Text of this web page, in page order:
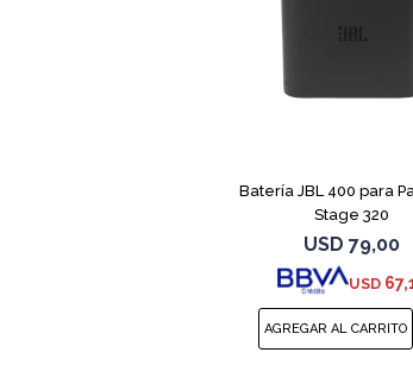
Batería JBL 400 para
Stage 320
USD 79,00
USD